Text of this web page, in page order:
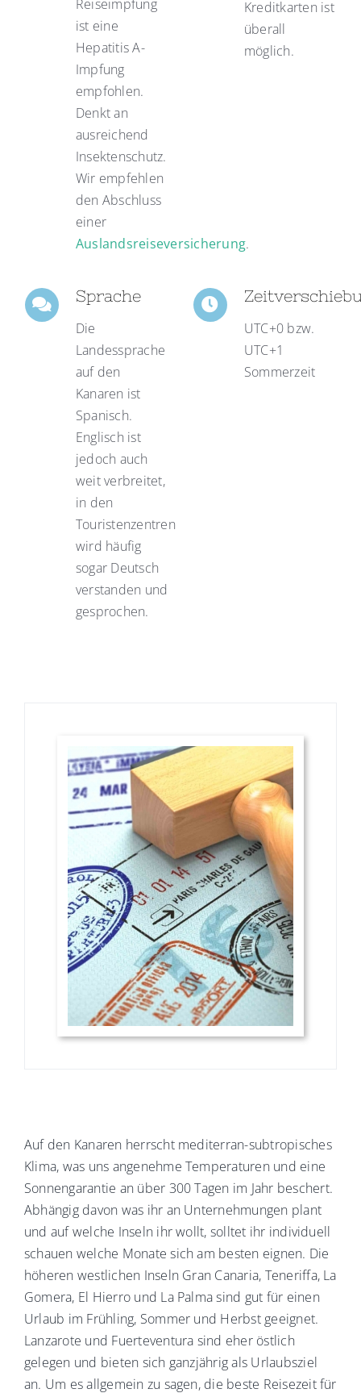
Reiseimpfung
ist eine
Hepatitis A-
Impfung
empfohlen.
Denkt an
ausreichend
Insektenschutz.
Wir empfehlen
den Abschluss
einer
Auslandsreiseversicherung.
Kreditkarten ist
überall
möglich.
Sprache
Die
Landessprache
auf den
Kanaren ist
Spanisch.
Englisch ist
jedoch auch
weit verbreitet,
in den
Touristenzentren
wird häufig
sogar Deutsch
verstanden und
gesprochen.
UTC+0 bzw.
UTC+1
Sommerzeit
Auf den Kanaren herrscht mediterran-subtropisches
Klima, was uns angenehme Temperaturen und eine
Sonnengarantie an über 300 Tagen im Jahr beschert.
Abhängig davon was ihr an Unternehmungen plant
und auf welche Inseln ihr wollt, solltet ihr individuell
schauen welche Monate sich am besten eignen. Die
höheren westlichen Inseln Gran Canaria, Teneriffa, La
Gomera, El Hierro und La Palma sind gut für einen
Urlaub im Frühling, Sommer und Herbst geeignet.
Lanzarote und Fuerteventura sind eher östlich
gelegen und bieten sich ganzjährig als Urlaubsziel
an. Um es allgemein zu sagen, die beste Reisezeit für